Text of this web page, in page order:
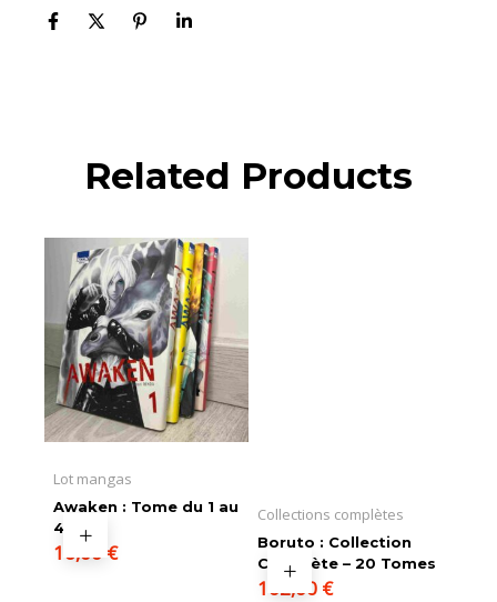
Related Products
Lot mangas
Awaken : Tome du 1 au
4
16,00 €
Collections complètes
Boruto : Collection
Complète – 20 Tomes
102,00 €